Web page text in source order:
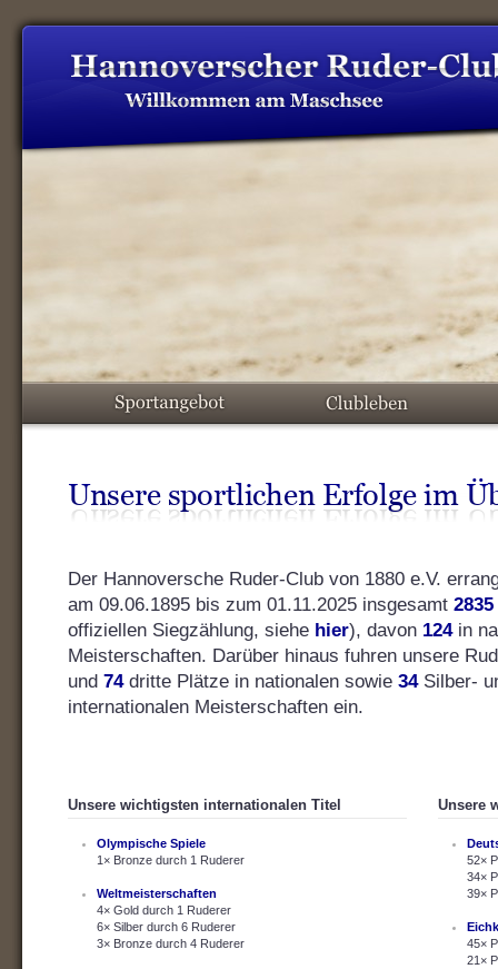
Der Hannoversche Ruder-Club von 1880 e.V.
am 09.06.1895 bis zum 01.11.2025 insgesamt 2835
offiziellen Siegzählung, siehe hier), davon 124in
Meisterschaften. Darüber hinaus fuhren unsere
und 74dritte Plätze in nationalen sowie 34Silber-
internationalen Meisterschaften ein.
Unsere wichtigsten internationalen Titel
Olympische Spiele
1× Bronze durch 1 Ruderer
Weltmeisterschaften
4× Gold durch 1 Ruderer
6× Silber durch 6 Ruderer
3× Bronze durch 4 Ruderer
Unsere
52×
34×
39×
45×
21×